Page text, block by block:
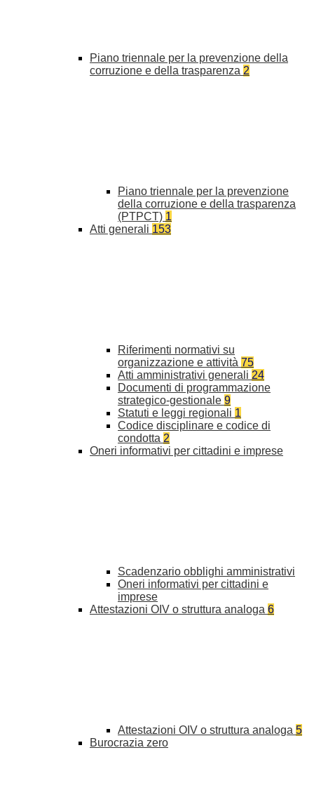
Piano triennale per la prevenzione della
corruzione e della trasparenza 2
Piano triennale per la prevenzione
della corruzione e della trasparenza
(PTPCT) 1
Atti generali 153
Riferimenti normativi su
organizzazione e attività 75
Atti amministrativi generali 24
Documenti di programmazione
strategico-gestionale 9
Statuti e leggi regionali 1
Codice disciplinare e codice di
condotta 2
Oneri informativi per cittadini e imprese
Scadenzario obblighi amministrativi
Oneri informativi per cittadini e
imprese
Attestazioni OIV o struttura analoga 6
Attestazioni OIV o struttura analoga 5
Burocrazia zero